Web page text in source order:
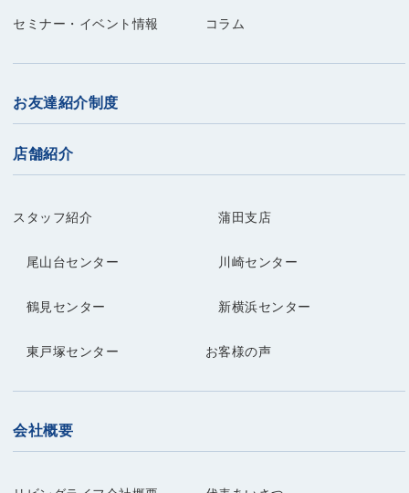
セミナー・イベント情報 コラム
お友達紹介制度
店舗紹介
スタッフ紹介 蒲田支店
尾山台センター 川崎センター
鶴見センター 新横浜センター
東戸塚センター お客様の声
会社概要